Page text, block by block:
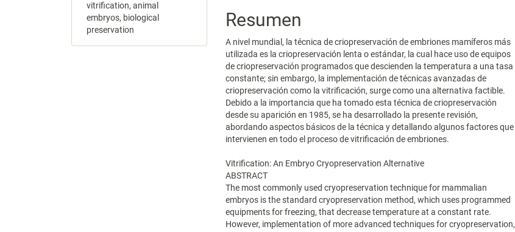
vitrification, animal
embryos, biological
preservation
Resumen
A nivel mundial, la técnica de criopreservación de embriones mamíferos más
utilizada es la criopreservación lenta o estándar, la cual hace uso de equipos
de criopreservación programados que descienden la temperatura a una tasa
constante; sin embargo, la implementación de técnicas avanzadas de
criopreservación como la vitrificación, surge como una alternativa factible.
Debido a la importancia que ha tomado esta técnica de criopreservación
desde su aparición en 1985, se ha desarrollado la presente revisión,
abordando aspectos básicos de la técnica y detallando algunos factores que
intervienen en todo el proceso de vitrificación de embriones.
Vitrification: An Embryo Cryopreservation Alternative
ABSTRACT
The most commonly used cryopreservation technique for mammalian
embryos is the standard cryopreservation method, which uses programmed
equipments for freezing, that decrease temperature at a constant rate.
However, implementation of more advanced techniques for cryopreservation,